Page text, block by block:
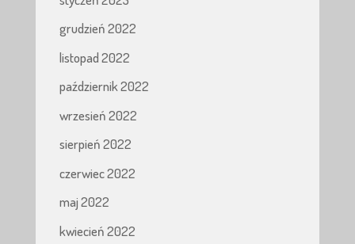
grudzień 2022
listopad 2022
październik 2022
wrzesień 2022
sierpień 2022
czerwiec 2022
maj 2022
kwiecień 2022